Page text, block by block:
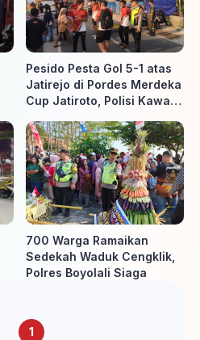
Pesido Pesta Gol 5-1 atas
Jatirejo di Pordes Merdeka
Cup Jatiroto, Polisi Kawal
700 Warga Ramaikan
Sedekah Waduk Cengklik,
Polres Boyolali Siaga